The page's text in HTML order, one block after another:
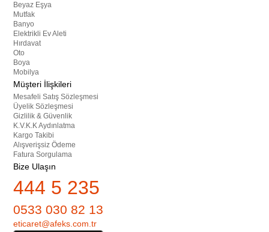
Beyaz Eşya
Mutfak
Banyo
Elektrikli Ev Aleti
Hırdavat
Oto
Boya
Mobilya
Müşteri İlişkileri
Mesafeli Satış Sözleşmesi
Üyelik Sözleşmesi
Gizlilik & Güvenlik
K.V.K.K Aydınlatma
Kargo Takibi
Alışverişsiz Ödeme
Fatura Sorgulama
Bize Ulaşın
444 5 235
0533 030 82 13
eticaret@afeks.com.tr